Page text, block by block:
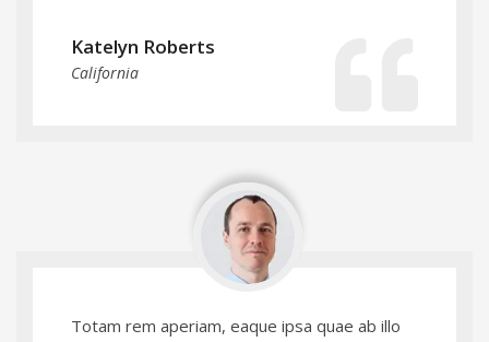
Katelyn Roberts
California
Totam rem aperiam, eaque ipsa quae ab illo